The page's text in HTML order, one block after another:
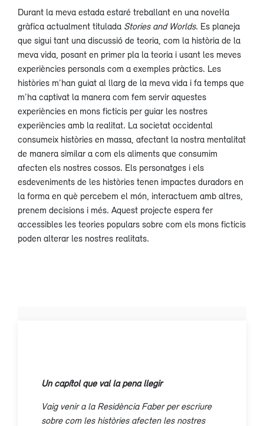
Durant la meva estada estaré treballant en una novel·la
gràfica actualment titulada Stories and Worlds. Es planeja
que sigui tant una discussió de teoria, com la història de la
meva vida, posant en primer pla la teoria i usant les meves
experiències personals com a exemples pràctics. Les
històries m’han guiat al llarg de la meva vida i fa temps que
m’ha captivat la manera com fem servir aquestes
experiències en mons ficticis per guiar les nostres
experiències amb la realitat. La societat occidental
consumeix històries en massa, afectant la nostra mentalitat
de manera similar a com els aliments que consumim
afecten els nostres cossos. Els personatges i els
esdeveniments de les històries tenen impactes duradors en
la forma en què percebem el món, interactuem amb altres,
prenem decisions i més. Aquest projecte espera fer
accessibles les teories populars sobre com els mons ficticis
poden alterar les nostres realitats.
Un capítol que val la pena llegir
Vaig venir a la Residència Faber per escriure
sobre com les històries afecten les nostres